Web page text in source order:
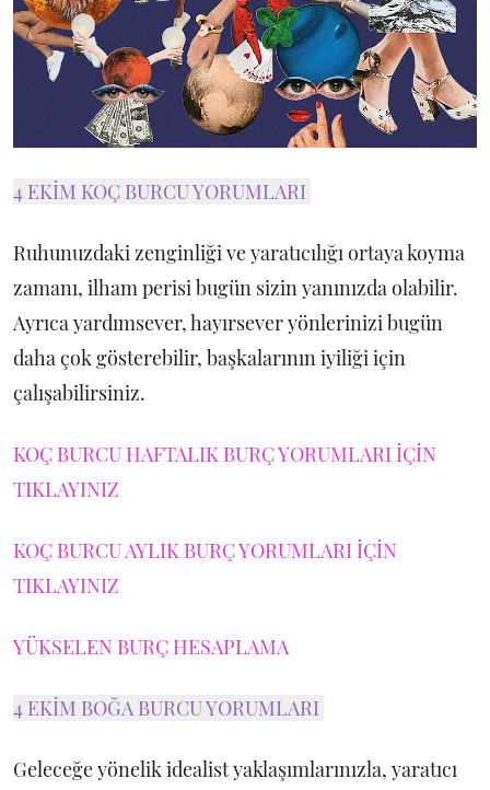
4 EKİM KOÇ BURCU YORUMLARI
Ruhunuzdaki zenginliği ve yaratıcılığı ortaya koyma
zamanı, ilham perisi bugün sizin yanınızda olabilir.
Ayrıca yardımsever, hayırsever yönlerinizi bugün
daha çok gösterebilir, başkalarının iyiliği için
çalışabilirsiniz.
KOÇ BURCU HAFTALIK BURÇ YORUMLARI İÇİN
TIKLAYINIZ
KOÇ BURCU AYLIK BURÇ YORUMLARI İÇİN
TIKLAYINIZ
YÜKSELEN BURÇ HESAPLAMA
4 EKİM BOĞA BURCU YORUMLARI
Geleceğe yönelik idealist yaklaşımlarınızla, yaratıcı